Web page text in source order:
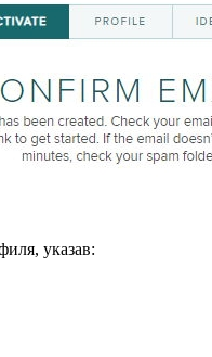
указав: